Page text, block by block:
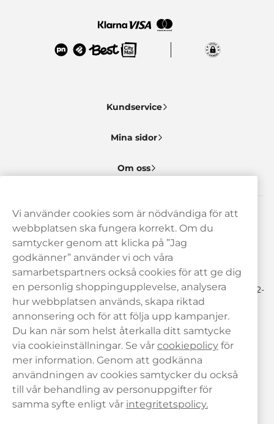
Behöver du hjälp? Kontakta oss gärna!
hej@haypp.com
08 517 910 97
Mån-Tor 8.00-17.00 | Fre 9.00-17.00 | (Lunchstängt må-fre 12-
13)
Kundservice
Mina sidor
Om oss
Vi använder cookies som är nödvändiga för att
webbplatsen ska fungera korrekt. Om du
samtycker genom att klicka på ”Jag
godkänner” använder vi och våra
samarbetspartners också cookies för att ge dig
en personlig shoppingupplevelse, analysera
hur webbplatsen används, skapa riktad
annonsering och för att följa upp kampanjer.
Du kan när som helst återkalla ditt samtycke
via cookieinställningar. Se vår cookiepolicy för
mer information. Genom att godkänna
användningen av cookies samtycker du också
till vår behandling av personuppgifter för
samma syfte enligt vår integritetspolicy.